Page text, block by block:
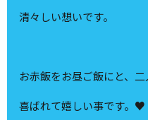
清々しい想いです。
お赤飯をお昼ご飯にと、
喜ばれて嬉しい事です。♥